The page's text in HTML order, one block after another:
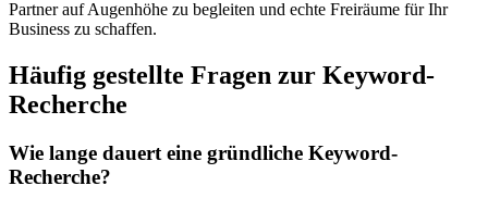
Partner auf Augenhöhe zu begleiten und echte Freiräume für Ihr
Business zu schaffen.
Häufig gestellte Fragen zur Keyword-
Recherche
Wie lange dauert eine gründliche Keyword-
Recherche?